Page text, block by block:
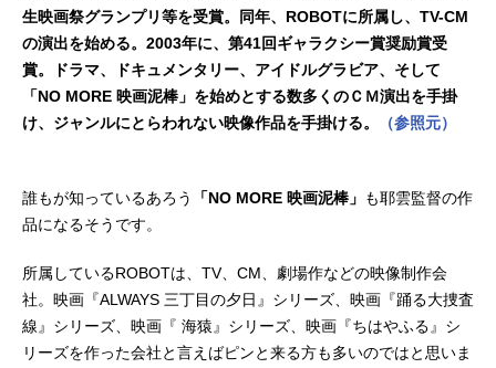
生映画祭グランプリ等を受賞。同年、ROBOTに所属し、TV-CM
の演出を始める。2003年に、第41回ギャラクシー賞奨励賞受
賞。ドラマ、ドキュメンタリー、アイドルグラビア、そして
「NO MORE 映画泥棒」を始めとする数多くのＣＭ演出を手掛
け、ジャンルにとらわれない映像作品を手掛ける。
（参照元）
誰もが知っているあろう 「NO MORE 映画泥棒」 も耶雲監督の作
品になるそうです。
所属しているROBOTは、TV、CM、劇場作などの映像制作会
社。映画『ALWAYS 三丁目の夕日』シリーズ、映画『踊る大捜査
線』シリーズ、映画『 海猿』シリーズ、映画『ちはやふる』シ
リーズを作った会社と言えばピンと来る方も多いのではと思いま